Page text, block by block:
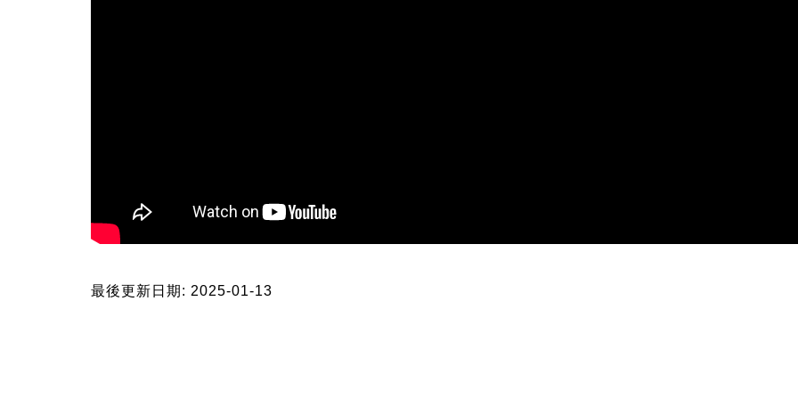
最後更新日期: 2025-01-13